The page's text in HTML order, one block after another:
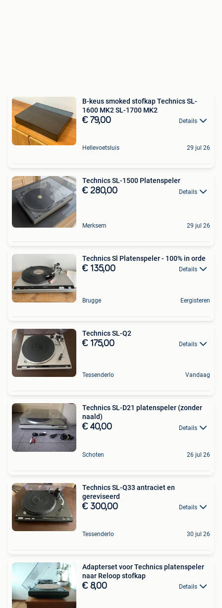
B-keus smoked stofkap Technics SL-
1600 MK2 SL-1700 MK2
€ 79,00 Details
Hellevoetsluis 29 jul 26
Technics SL-1500 Platenspeler
€ 280,00 Details
Merksem 29 jul 26
Technics Sl Platenspeler - 100% in orde
€ 135,00 Details
Brugge Eergisteren
Technics SL-Q2
€ 175,00 Details
Tessenderlo Vandaag
Technics SL-D21 platenspeler (zonder
naald)
€ 40,00 Details
Schoten 26 jul 26
Technics SL-Q33 antraciet en
gereviseerd
€ 300,00 Details
Tessenderlo 30 jul 26
Adapterset voor Technics platenspeler
naar Reloop stofkap
€ 8,00 Details